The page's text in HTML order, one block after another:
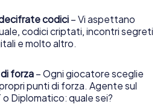
codici – Vi aspettano
codici criptati, incontri segreti
e molto altro.
forza – Ogni giocatore sceglie
punti di forza. Agente sul
Diplomatico: quale sei?